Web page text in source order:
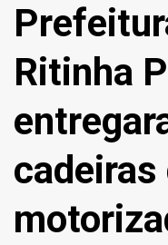
Ritinha
cadeiras